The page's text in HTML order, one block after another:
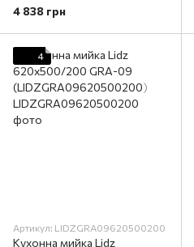
(LIDZBLA03620500200)
4 838 грн
4
Артикул: LIDZGRA09620500200
Кухонна мийка Lidz